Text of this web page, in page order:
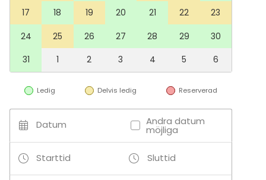
17 18 19 20 21 22
23
24
25 26 27 28 29
30
31
1 2 3 4 5 6
Ledig Delvis ledig Reserverad
Datum Andra datum
möjliga
Starttid Sluttid